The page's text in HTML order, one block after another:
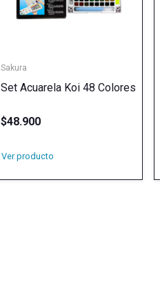
Sakura
Set Acuarela Koi 48 Colores
$48.900
Ver producto